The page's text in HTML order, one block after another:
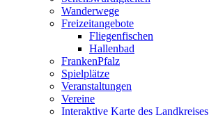
Wanderwege
Freizeitangebote
Fliegenfischen
Hallenbad
FrankenPfalz
Spielplätze
Veranstaltungen
Vereine
Interaktive Karte des Landkreises